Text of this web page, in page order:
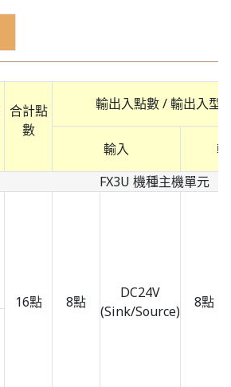
合計點
數
輸出入點數 / 輸出入型
輸入
FX3U 機種主機單元
16點 8點
DC24V
(Sink/Source)
8點